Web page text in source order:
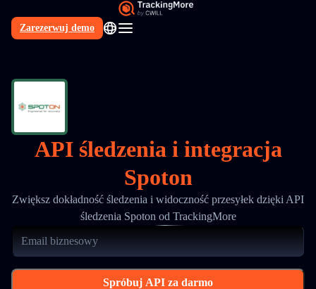
Zarezerwuj demo
PL
API śledzenia i integracja
Spoton
Zwiększ dokładność śledzenia i widoczność przesyłek dzięki API
śledzenia Spoton od TrackingMore
Spróbuj API za darmo